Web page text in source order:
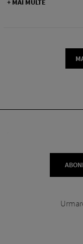
+ MAI MULTE